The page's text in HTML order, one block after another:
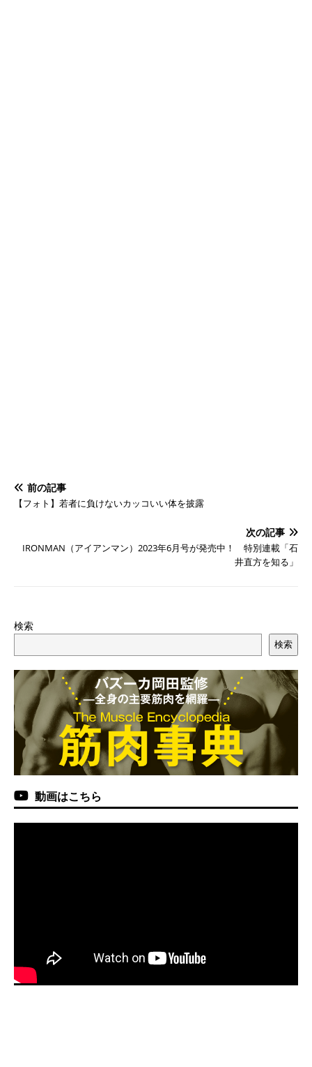
前の記事
【フォト】若者に負けないカッコいい体を披露
次の記事
IRONMAN（アイアンマン）2023年6月号が発売中！ 特別連載「石
井直方を知る」
検索
検索
動画はこちら